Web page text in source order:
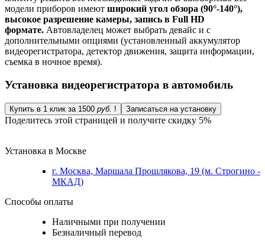
модели приборов имеют широкий угол обзора (90°-140°),
высокое разрешение камеры, запись в Full HD
формате. Автовладелец может выбрать девайс и с
дополнительными опциями (установленный аккумулятор
видеорегистратора, детектор движения, защита информации,
съемка в ночное время).
Установка видеорегистратора в автомобиль
Купить в 1 клик за 1500 руб. ! Записаться на установку
Поделитесь этой страницей и получите скидку 5%
Установка в Москве
г. Москва, Маршала Прошлякова, 19 (м. Строгино -
МКАД)
Способы оплаты
Наличными при получении
Безналичный перевод